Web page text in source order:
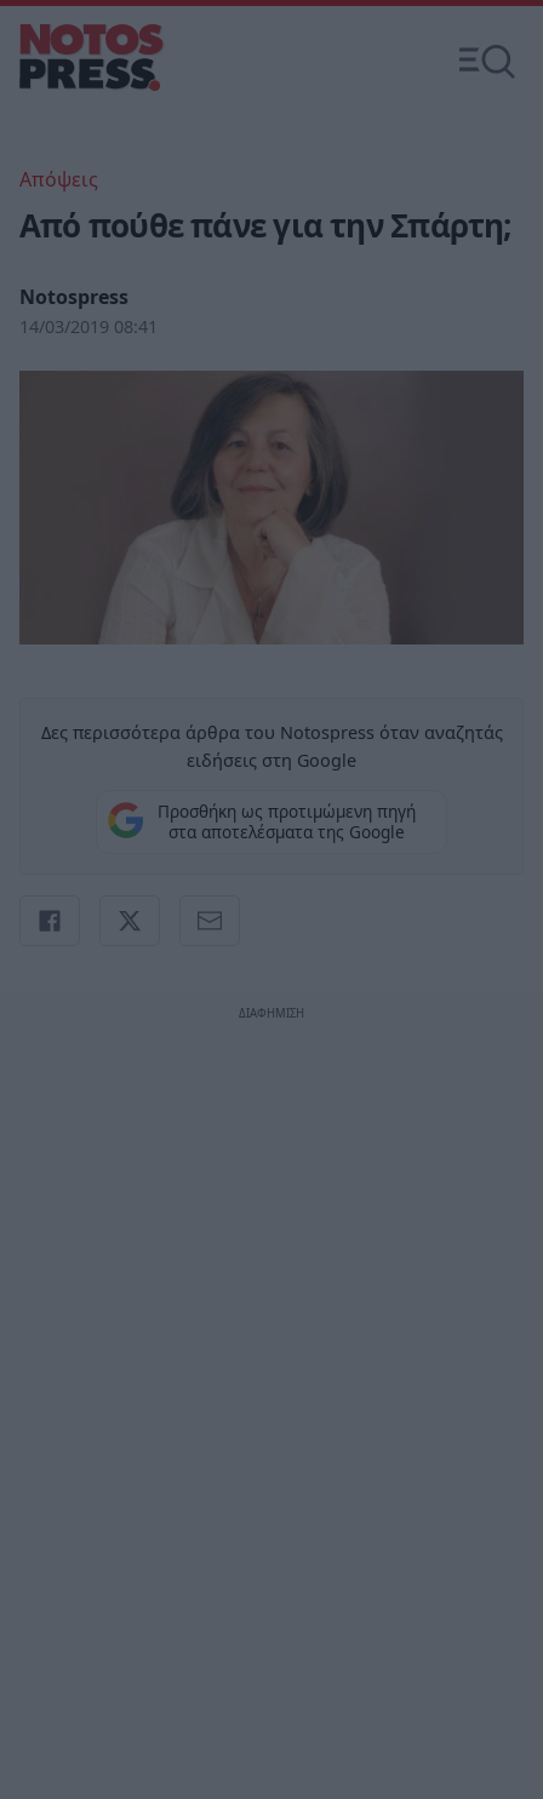
Απόψεις
Από πούθε πάνε για την Σπάρτη;
Notospress
14/03/2019 08:41
Δες περισσότερα άρθρα του Notospress όταν αναζητάς
ειδήσεις στη Google
Προσθήκη ως προτιμώμενη πηγή
στα αποτελέσματα της Google